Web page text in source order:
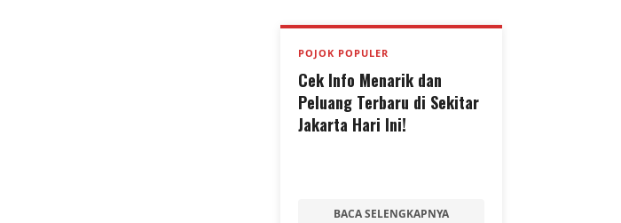
POJOK POPULER
Cek Info Menarik dan
Peluang Terbaru di Sekitar
Jakarta Hari Ini!
BACA SELENGKAPNYA